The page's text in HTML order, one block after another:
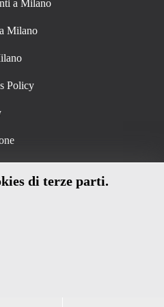
di terze parti.
a Milano
Milano
Policy